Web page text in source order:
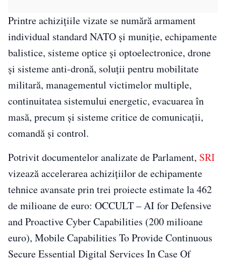
Printre achizițiile vizate se numără armament
individual standard NATO și muniție, echipamente
balistice, sisteme optice și optoelectronice, drone
și sisteme anti-dronă, soluții pentru mobilitate
militară, managementul victimelor multiple,
continuitatea sistemului energetic, evacuarea în
masă, precum și sisteme critice de comunicații,
comandă și control.
Potrivit documentelor analizate de Parlament, SRI
vizează accelerarea achizițiilor de echipamente
tehnice avansate prin trei proiecte estimate la 462
de milioane de euro: OCCULT – AI for Defensive
and Proactive Cyber Capabilities (200 milioane
euro), Mobile Capabilities To Provide Continuous
Secure Essential Digital Services In Case Of